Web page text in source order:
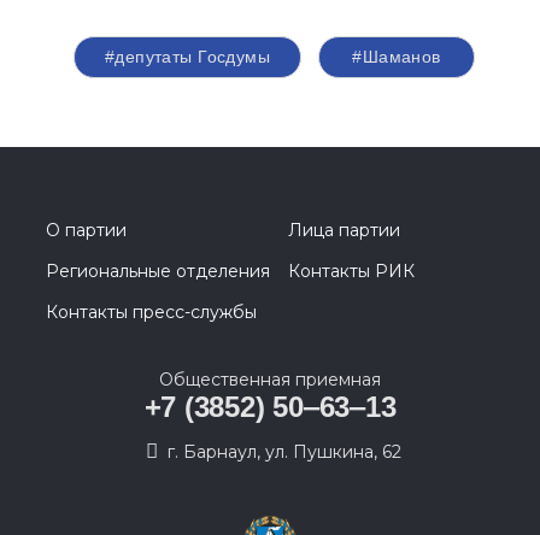
#депутаты Госдумы #Шаманов
О партии
Лица партии
Региональные отделения
Контакты РИК
Контакты пресс-службы
Общественная приемная
+7 (3852) 50‒63‒13
г. Барнаул, ул. Пушкина, 62